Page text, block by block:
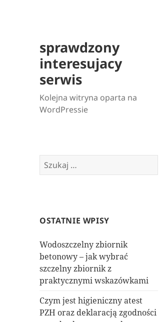
sprawdzony
interesujacy
serwis
Kolejna witryna oparta na
WordPressie
Szukaj:
OSTATNIE WPISY
Wodoszczelny zbiornik
betonowy – jak wybrać
szczelny zbiornik z
praktycznymi wskazówkami
Czym jest higieniczny atest
PZH oraz deklaracją zgodności